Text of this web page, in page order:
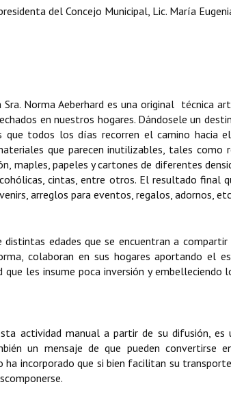
del Concejo Municipal, Lic. María
Norma Aeberhard es una original técnica
en nuestros hogares. Dándosele un
que todos los días recorren el camino hacia
que parecen inutilizables, tales como
maples, papeles y cartones de diferentes
cintas, entre otros. El resultado final
arreglos para eventos, regalos, adornos,
edades que se encuentran a compartir
colaboran en sus hogares aportando el
les insume poca inversión y embelleciendo
actividad manual a partir de su difusión, es
un mensaje de que pueden convertirse
incorporado que si bien facilitan su